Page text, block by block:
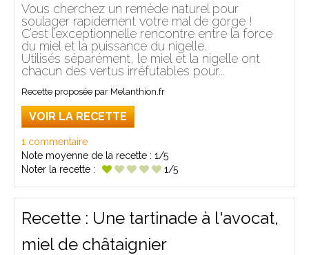
Vous cherchez un remède naturel pour
soulager rapidement votre mal de gorge !
C’est l’exceptionnelle rencontre entre la force
du miel et la puissance du nigelle.
Utilisés séparément, le miel et la nigelle ont
chacun des vertus irréfutables pour...
Recette proposée par Melanthion.fr
VOIR LA RECETTE
1 commentaire
Note moyenne de la recette : 1/5
Noter la recette :
1/5
Recette : Une tartinade à l'avocat,
miel de châtaignier